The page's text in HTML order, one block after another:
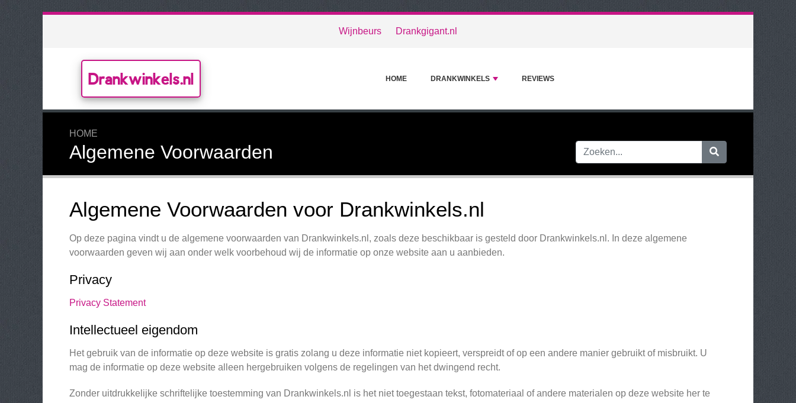
Wijnbeurs Drankgigant.nl
Drankwinkels.nl HOME DRANKWINKELS REVIEWS
HOME
Algemene Voorwaarden
Algemene Voorwaarden voor Drankwinkels.nl
Op deze pagina vindt u de algemene voorwaarden van Drankwinkels.nl, zoals deze beschikbaar is gesteld door Drankwinkels.nl. In deze algemene
voorwaarden geven wij aan onder welk voorbehoud wij de informatie op onze website aan u aanbieden.
Privacy
Privacy Statement
Intellectueel eigendom
Het gebruik van de informatie op deze website is gratis zolang u deze informatie niet kopieert, verspreidt of op een andere manier gebruikt of misbruikt. U
mag de informatie op deze website alleen hergebruiken volgens de regelingen van het dwingend recht.
Zonder uitdrukkelijke schriftelijke toestemming van Drankwinkels.nl is het niet toegestaan tekst, fotomateriaal of andere materialen op deze website her te